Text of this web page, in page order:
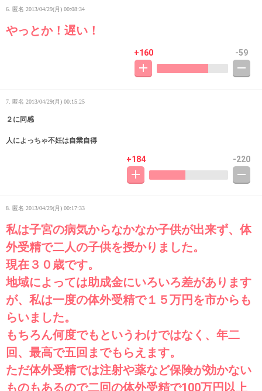
6. 匿名 2013/04/29(月) 00:08:34
やっとか！遅い！
+160 -59
7. 匿名 2013/04/29(月) 00:15:25
２に同感
人によっちゃ不妊は自業自得
+184 -220
8. 匿名 2013/04/29(月) 00:17:33
私は子宮の病気からなかなか子供が出来ず、体
外受精で二人の子供を授かりました。
現在３０歳です。
地域によっては助成金にいろいろ差があります
が、私は一度の体外受精で１５万円を市からも
らいました。
もちろん何度でもというわけではなく、年二
回、最高で五回までもらえます。
ただ体外受精では注射や薬など保険が効かない
ものもあるので二回の体外受精で100万円以上